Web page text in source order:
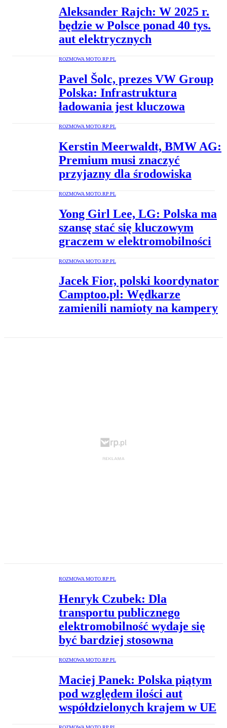
Aleksander Rajch: W 2025 r.
będzie w Polsce ponad 40 tys.
aut elektrycznych
ROZMOWA MOTO.RP.PL
Pavel Šolc, prezes VW Group
Polska: Infrastruktura
ładowania jest kluczowa
ROZMOWA MOTO.RP.PL
Kerstin Meerwaldt, BMW AG:
Premium musi znaczyć
przyjazny dla środowiska
ROZMOWA MOTO.RP.PL
Yong Girl Lee, LG: Polska ma
szansę stać się kluczowym
graczem w elektromobilności
ROZMOWA MOTO.RP.PL
Jacek Fior, polski koordynator
Camptoo.pl: Wędkarze
zamienili namioty na kampery
ROZMOWA MOTO.RP.PL
Henryk Czubek: Dla
transportu publicznego
elektromobilność wydaje się
być bardziej stosowna
ROZMOWA MOTO.RP.PL
Maciej Panek: Polska piątym
pod względem ilości aut
współdzielonych krajem w UE